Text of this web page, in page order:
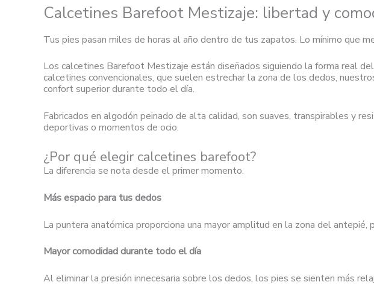
Calcetines Barefoot Mestizaje: libertad y
Tus pies pasan miles de horas al año dentro de tus zapatos. Lo mínimo que
Los calcetines Barefoot Mestizaje están diseñados siguiendo la forma real
calcetines convencionales, que suelen estrechar la zona de los dedos,
confort superior durante todo el día.
Fabricados en algodón peinado de alta calidad, son suaves, transpirables y
deportivas o momentos de ocio.
¿Por qué elegir calcetines barefoot?
La diferencia se nota desde el primer momento.
Más espacio para tus dedos
La puntera anatómica proporciona una mayor amplitud en la zona del
Mayor comodidad durante todo el día
Al eliminar la presión innecesaria sobre los dedos, los pies se sienten más